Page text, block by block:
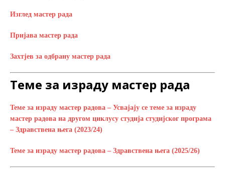
Изглед мастер рада
Пријава мастер рада
Захтјев за одбрану мастер рада
Теме за израду мастер рада
Теме за израду мастер радова – Усвајају се теме за израду
мастер радова на другом циклусу студија студијског програма
– Здравствена њега (2023/24)
Теме за израду мастер радова – Здравствена њега (2025/26)